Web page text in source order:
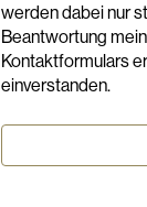
werden dabei nur
Beantwortung
Kontaktformulars
einverstanden.